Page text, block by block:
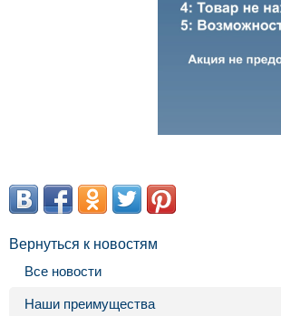
Вернуться к новостям
Все новости
Наши преимущества